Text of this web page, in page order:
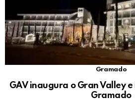
Gramado
GAV inaugura o Gran Valley
Gramado